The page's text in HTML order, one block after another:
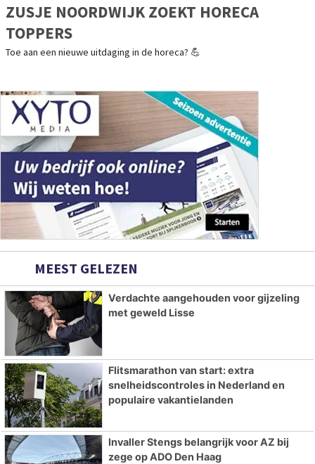
ZUSJE NOORDWIJK ZOEKT HORECA
TOPPERS
Toe aan een nieuwe uitdaging in de horeca? 💪
MEEST GELEZEN
Verdachte aangehouden voor gijzeling
met geweld Lisse
Flitsmarathon van start: extra
snelheidscontroles in Nederland en
populaire vakantielanden
Invaller Stengs belangrijk voor AZ bij
zege op ADO Den Haag